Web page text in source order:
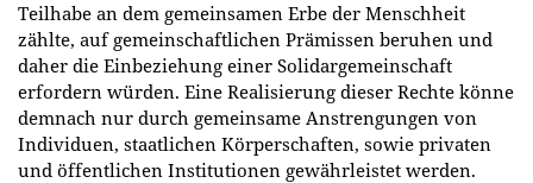
Teilhabe an dem gemeinsamen Erbe der Menschheit
zählte, auf gemeinschaftlichen Prämissen beruhen und
daher die Einbeziehung einer Solidargemeinschaft
erfordern würden. Eine Realisierung dieser Rechte könne
demnach nur durch gemeinsame Anstrengungen von
Individuen, staatlichen Körperschaften, sowie privaten
und öffentlichen Institutionen gewährleistet werden.